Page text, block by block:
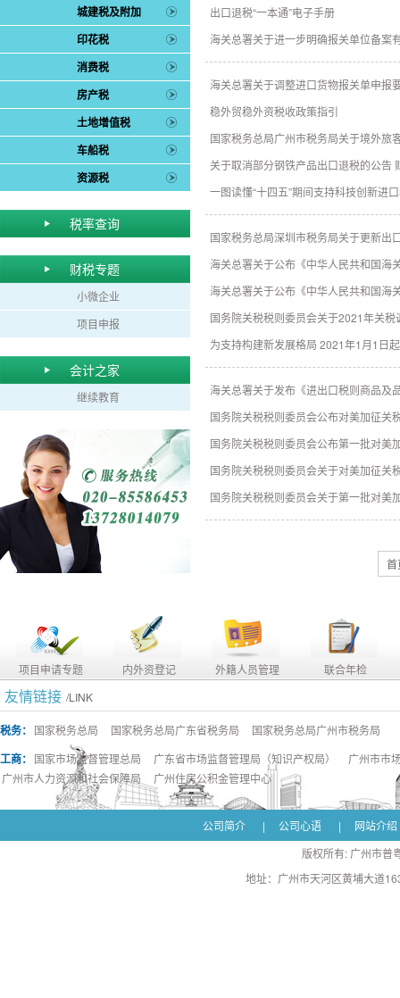
城建税及附加
印花税
消费税
房产税
土地增值税
车船税
资源税
税率查询
财税专题
小微企业
项目申报
会计之家
继续教育
出口退税“一本通”电子手册
海关总署关于进一步明确报关单位备案
海关总署关于调整进口货物报关单申报
稳外贸稳外资税收政策指引
国家税务总局广州市税务局关于境外旅
关于取消部分钢铁产品出口退税的公告
一图读懂“十四五”期间支持科技创新进
国家税务总局深圳市税务局关于更新出
海关总署关于公布《中华人民共和国海
海关总署关于公布《中华人民共和国海
国务院关税税则委员会关于2021年关
为支持构建新发展格局 2021年1月1日
海关总署关于发布《进出口税则商品及
国务院关税税则委员会公布对美加征关
国务院关税税则委员会公布第一批对美
国务院关税税则委员会关于对美加征关
国务院关税税则委员会关于第一批对美
项目申请专题 内外资登记 外籍人员管理 联合年检
友情链接 /LINK
税务： 国家税务总局 国家税务总局广东省税务局 国家税务总局广州市税务局
工商： 国家市场监督管理总局 广东省市场监督管理局（知识产权局）
广州市市
广州市人力资源和社会保障局
广州住房公积金管理中心
公司简介 | 公司心语 |
网站介绍
版权所有: 广州市普
地址：广州市天河区黄埔大道